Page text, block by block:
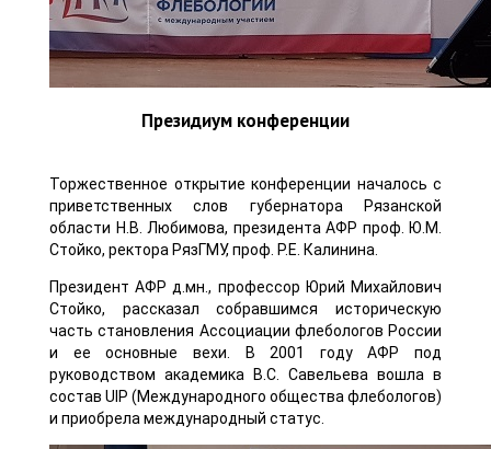
Президиум конференции
Торжественное открытие конференции началось с
приветственных слов губернатора Рязанской
области Н.В. Любимова, президента АФР проф. Ю.М.
Стойко, ректора РязГМУ, проф. Р.Е. Калинина.
Президент АФР д.мн., профессор Юрий Михайлович
Стойко, рассказал собравшимся историческую
часть становления Ассоциации флебологов России
и ее основные вехи. В 2001 году АФР под
руководством академика В.С. Савельева вошла в
состав UIP (Международного общества флебологов)
и приобрела международный статус.